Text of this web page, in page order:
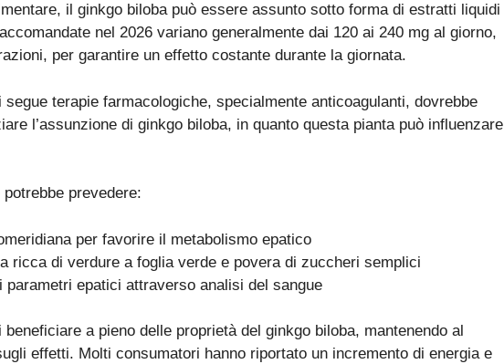
il ginkgo biloba può essere assunto sotto forma di estratti liquidi
nel 2026 variano generalmente dai 120 ai 240 mg al giorno,
per garantire un effetto costante durante la giornata.
terapie farmacologiche, specialmente anticoagulanti, dovrebbe
l’assunzione di ginkgo biloba, in quanto questa pianta può influenzare
prevedere:
per favorire il metabolismo epatico
ricca di verdure a foglia verde e povera di zuccheri semplici
parametri epatici attraverso analisi del sangue
a pieno delle proprietà del ginkgo biloba, mantenendo al
effetti. Molti consumatori hanno riportato un incremento di energia e